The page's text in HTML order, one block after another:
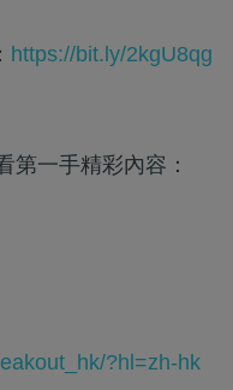
https://bit.ly/2kgU8qg
第一手精彩內容：
?hl=zh-hk